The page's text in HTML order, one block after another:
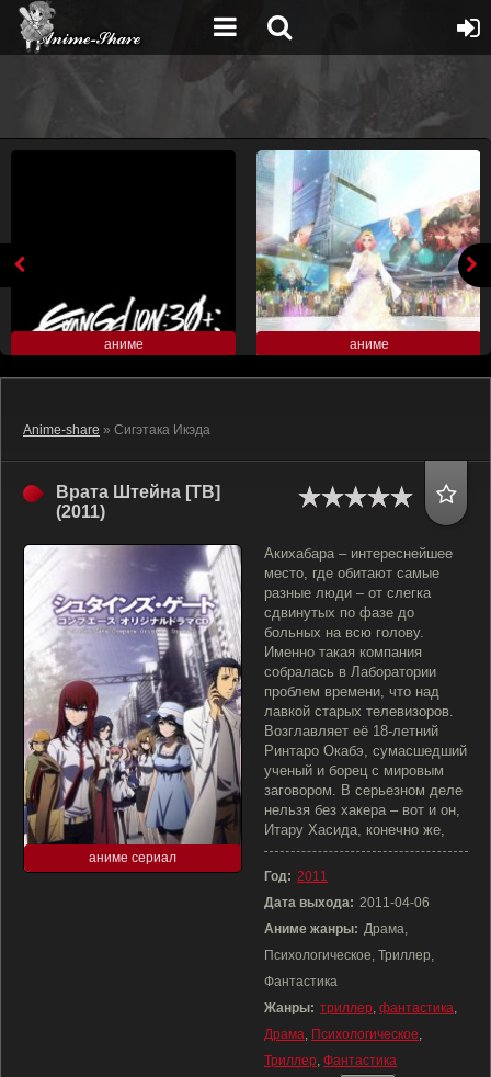
аниме аниме
Anime-share » Сигэтака Икэда
Врата Штейна [ТВ]
(2011)
аниме сериал
Акихабара – интереснейшее
место, где обитают самые
разные люди – от слегка
сдвинутых по фазе до
больных на всю голову.
Именно такая компания
собралась в Лаборатории
проблем времени, что над
лавкой старых телевизоров.
Возглавляет её 18-летний
Ринтаро Окабэ, сумасшедший
ученый и борец с мировым
заговором. В серьезном деле
нельзя без хакера – вот и он,
Итару Хасида, конечно же,
Год: 2011
Дата выхода: 2011-04-06
Аниме жанры: Драма,
Психологическое, Триллер,
Фантастика
Жанры: триллер, фантастика,
Драма, Психологическое,
Триллер, Фантастика